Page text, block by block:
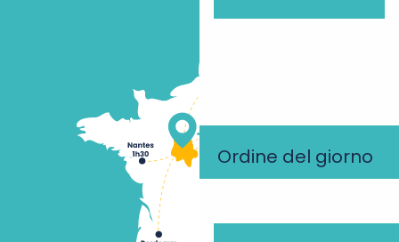
Ordine del giorno